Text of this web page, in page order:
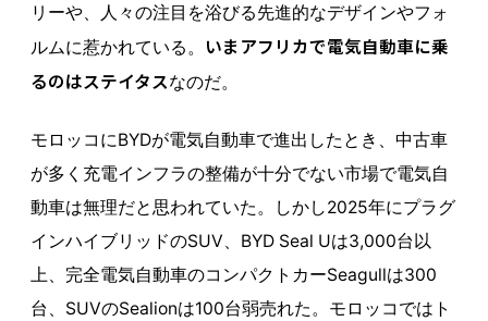
リーや、人々の注目を浴びる先進的なデザインやフォ
ルムに惹かれている。
いまアフリカで電気自動車に乗
るのはステイタスなのだ。
モロッコにBYDが電気自動車で進出したとき、中古車
が多く充電インフラの整備が十分でない市場で電気自
動車は無理だと思われていた。しかし2025年にプラグ
インハイブリッドのSUV、BYD Seal Uは3,000台以
上、完全電気自動車のコンパクトカーSeagullは300
台、SUVのSealionは100台弱売れた。モロッコではト